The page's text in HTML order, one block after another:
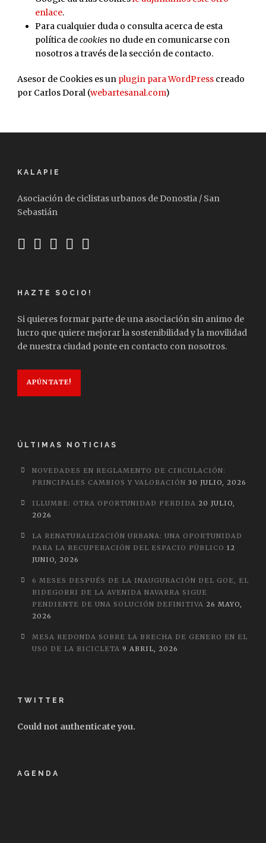
enlace.
Para cualquier duda o consulta acerca de esta
política decookies no dude en comunicarse con
nosotros a través de la sección de contacto.
Asesor de Cookies es un plugin para WordPress creado
por Carlos Doral (webartesanal.com)
KALAPIE
Asociación de ciclistas urbanos de Donostia / San
Sebastián
HAZTE SOCIO!
Si quieres formar parte de una asociación sin animo de
lucro que quiere mejorar la sostenibilidad y la movilidad
de nuestra ciudad ponte en contacto con nosotros.
APÚNTATE!
ÚLTIMAS NOTICIAS
NOVEDADES EN REGLAMENTO DE CIRCULACIÓN:
PRINCIPALES CAMBIOS Y VALORACIÓN 30 JULIO, 2026
ILLUMBE: OTRA OPORTUNIDAD PERDIDA 20 JULIO,
2026
LA RENATURALIZACIÓN URBANA: UNA OPORTUNIDAD
PARA LA RECUPERACIÓN DEL ESPACIO PÚBLICO 12
JUNIO, 2026
6 MESES DESPUÉS DE LA INAUGURACIÓN DEL GOE, EL
BIDEGORRI DE LA AVENIDA NAVARRA SIGUE
PENDIENTE DE UNA SOLUCIÓN DEFINITIVA 26 MAYO,
2026
MESA REDONDA SOBRE LA BRECHA DE GENERO EN EL
USO DE LA BICICLETA 9 ABRIL, 2026
TWITTER
Could not authenticate you.
AGENDA